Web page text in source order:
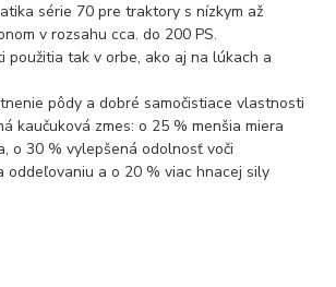
série 70 pre traktory s nízkym až
v rozsahu cca. do 200 PS.
použitia tak v orbe, ako aj na lúkach a
pôdy a dobré samočistiace vlastnosti
kaučuková zmes: o 25 % menšia miera
o 30 % vylepšená odolnosť voči
oddeľovaniu a o 20 % viac hnacej sily